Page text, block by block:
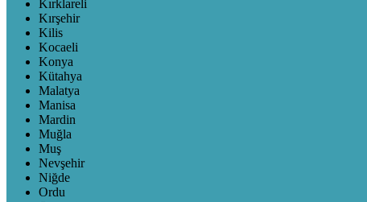
Kırklareli
Kırşehir
Kilis
Kocaeli
Konya
Kütahya
Malatya
Manisa
Mardin
Muğla
Muş
Nevşehir
Niğde
Ordu